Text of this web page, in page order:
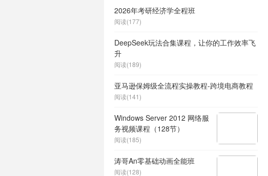
2026年考研经济学全程班
阅读(177)
DeepSeek玩法合集课程，让你的工作效率飞
升
阅读(189)
亚马逊保姆级全流程实操教程-跨境电商教程
阅读(141)
Windows Server 2012 网络服
务视频课程（128节）
阅读(185)
涛哥An零基础动画全能班
阅读(128)